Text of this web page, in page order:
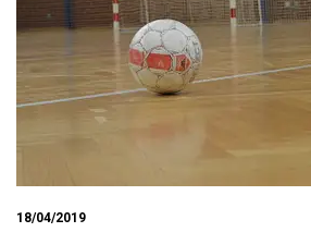
18/04/2019